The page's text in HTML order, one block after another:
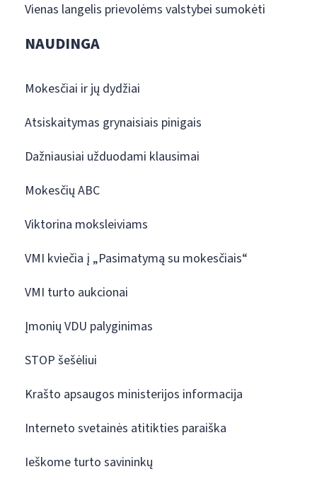
Vienas langelis prievolėms valstybei sumokėti
NAUDINGA
Mokesčiai ir jų dydžiai
Atsiskaitymas grynaisiais pinigais
Dažniausiai užduodami klausimai
Mokesčių ABC
Viktorina moksleiviams
VMI kviečia į „Pasimatymą su mokesčiais“
VMI turto aukcionai
Įmonių VDU palyginimas
STOP šešėliui
Krašto apsaugos ministerijos informacija
Interneto svetainės atitikties paraiška
Ieškome turto savininkų